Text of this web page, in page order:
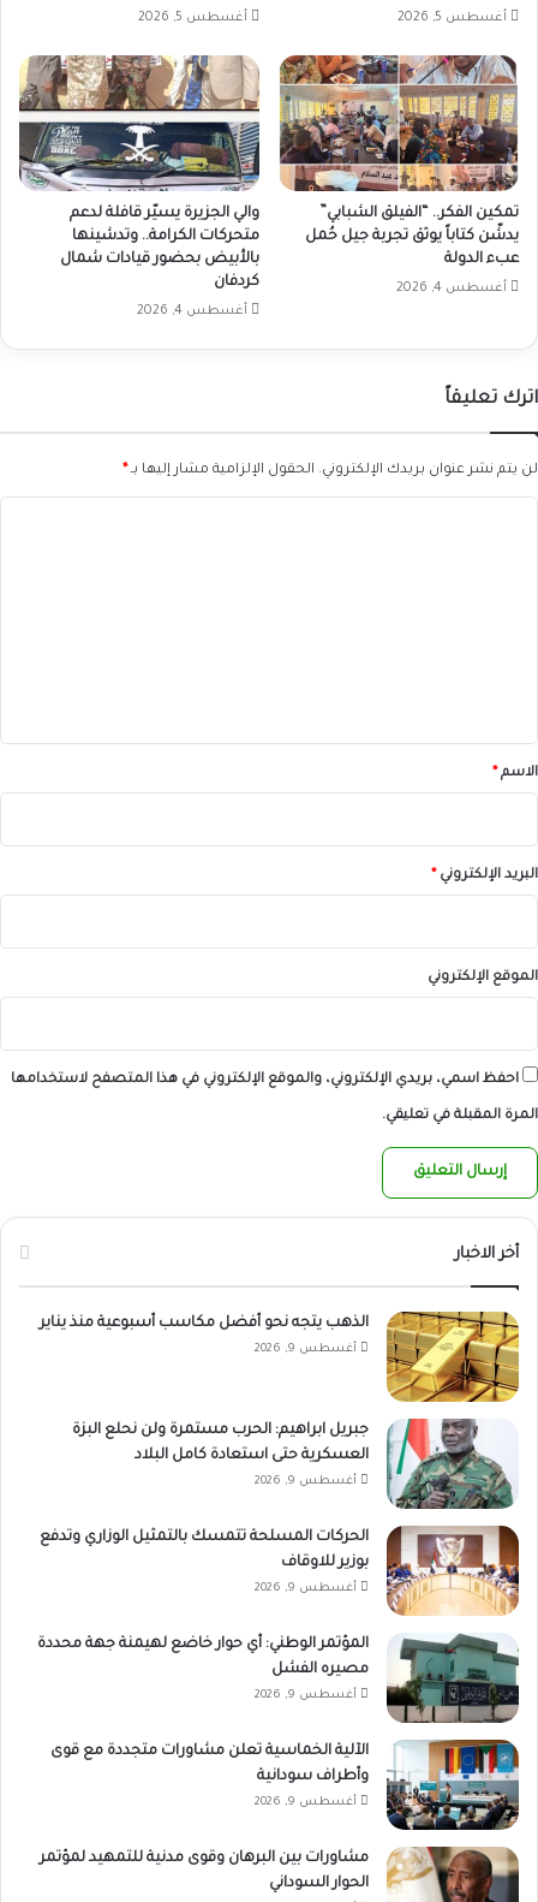
أغسطس 5, 2026 أغسطس 5, 2026
تمكين الفكر.. “الفيلق الشبابي”
يدشّن كتاباً يوثق تجربة جيل حُمل
عبء الدولة
أغسطس 4, 2026
والي الجزيرة يسيّر قافلة لدعم
متحركات الكرامة.. وتدشينها
بالأبيض بحضور قيادات شمال
كردفان
أغسطس 4, 2026
اترك تعليقاً
لن يتم نشر عنوان بريدك الإلكتروني. الحقول الإلزامية مشار إليها بـ *
*الاسم *
البريد الإلكتروني *
الموقع الإلكتروني
احفظ اسمي، بريدي الإلكتروني، والموقع الإلكتروني في هذا المتصفح لاستخدامها
المرة المقبلة في تعليقي.
أخر الاخبار
الذهب يتجه نحو أفضل مكاسب أسبوعية منذ يناير
أغسطس 9, 2026
جبريل ابراهيم: الحرب مستمرة ولن نحلع البزة
العسكرية حتى استعادة كامل البلاد
أغسطس 9, 2026
الحركات المسلحة تتمسك بالتمثيل الوزاري وتدفع
بوزير للاوقاف
أغسطس 9, 2026
المؤتمر الوطني: أي حوار خاضع لهيمنة جهة محددة
مصيره الفشل
أغسطس 9, 2026
الآلية الخماسية تعلن مشاورات متجددة مع قوى
وأطراف سودانية
أغسطس 9, 2026
مشاورات بين البرهان وقوى مدنية للتمهيد لمؤتمر
الحوار السوداني